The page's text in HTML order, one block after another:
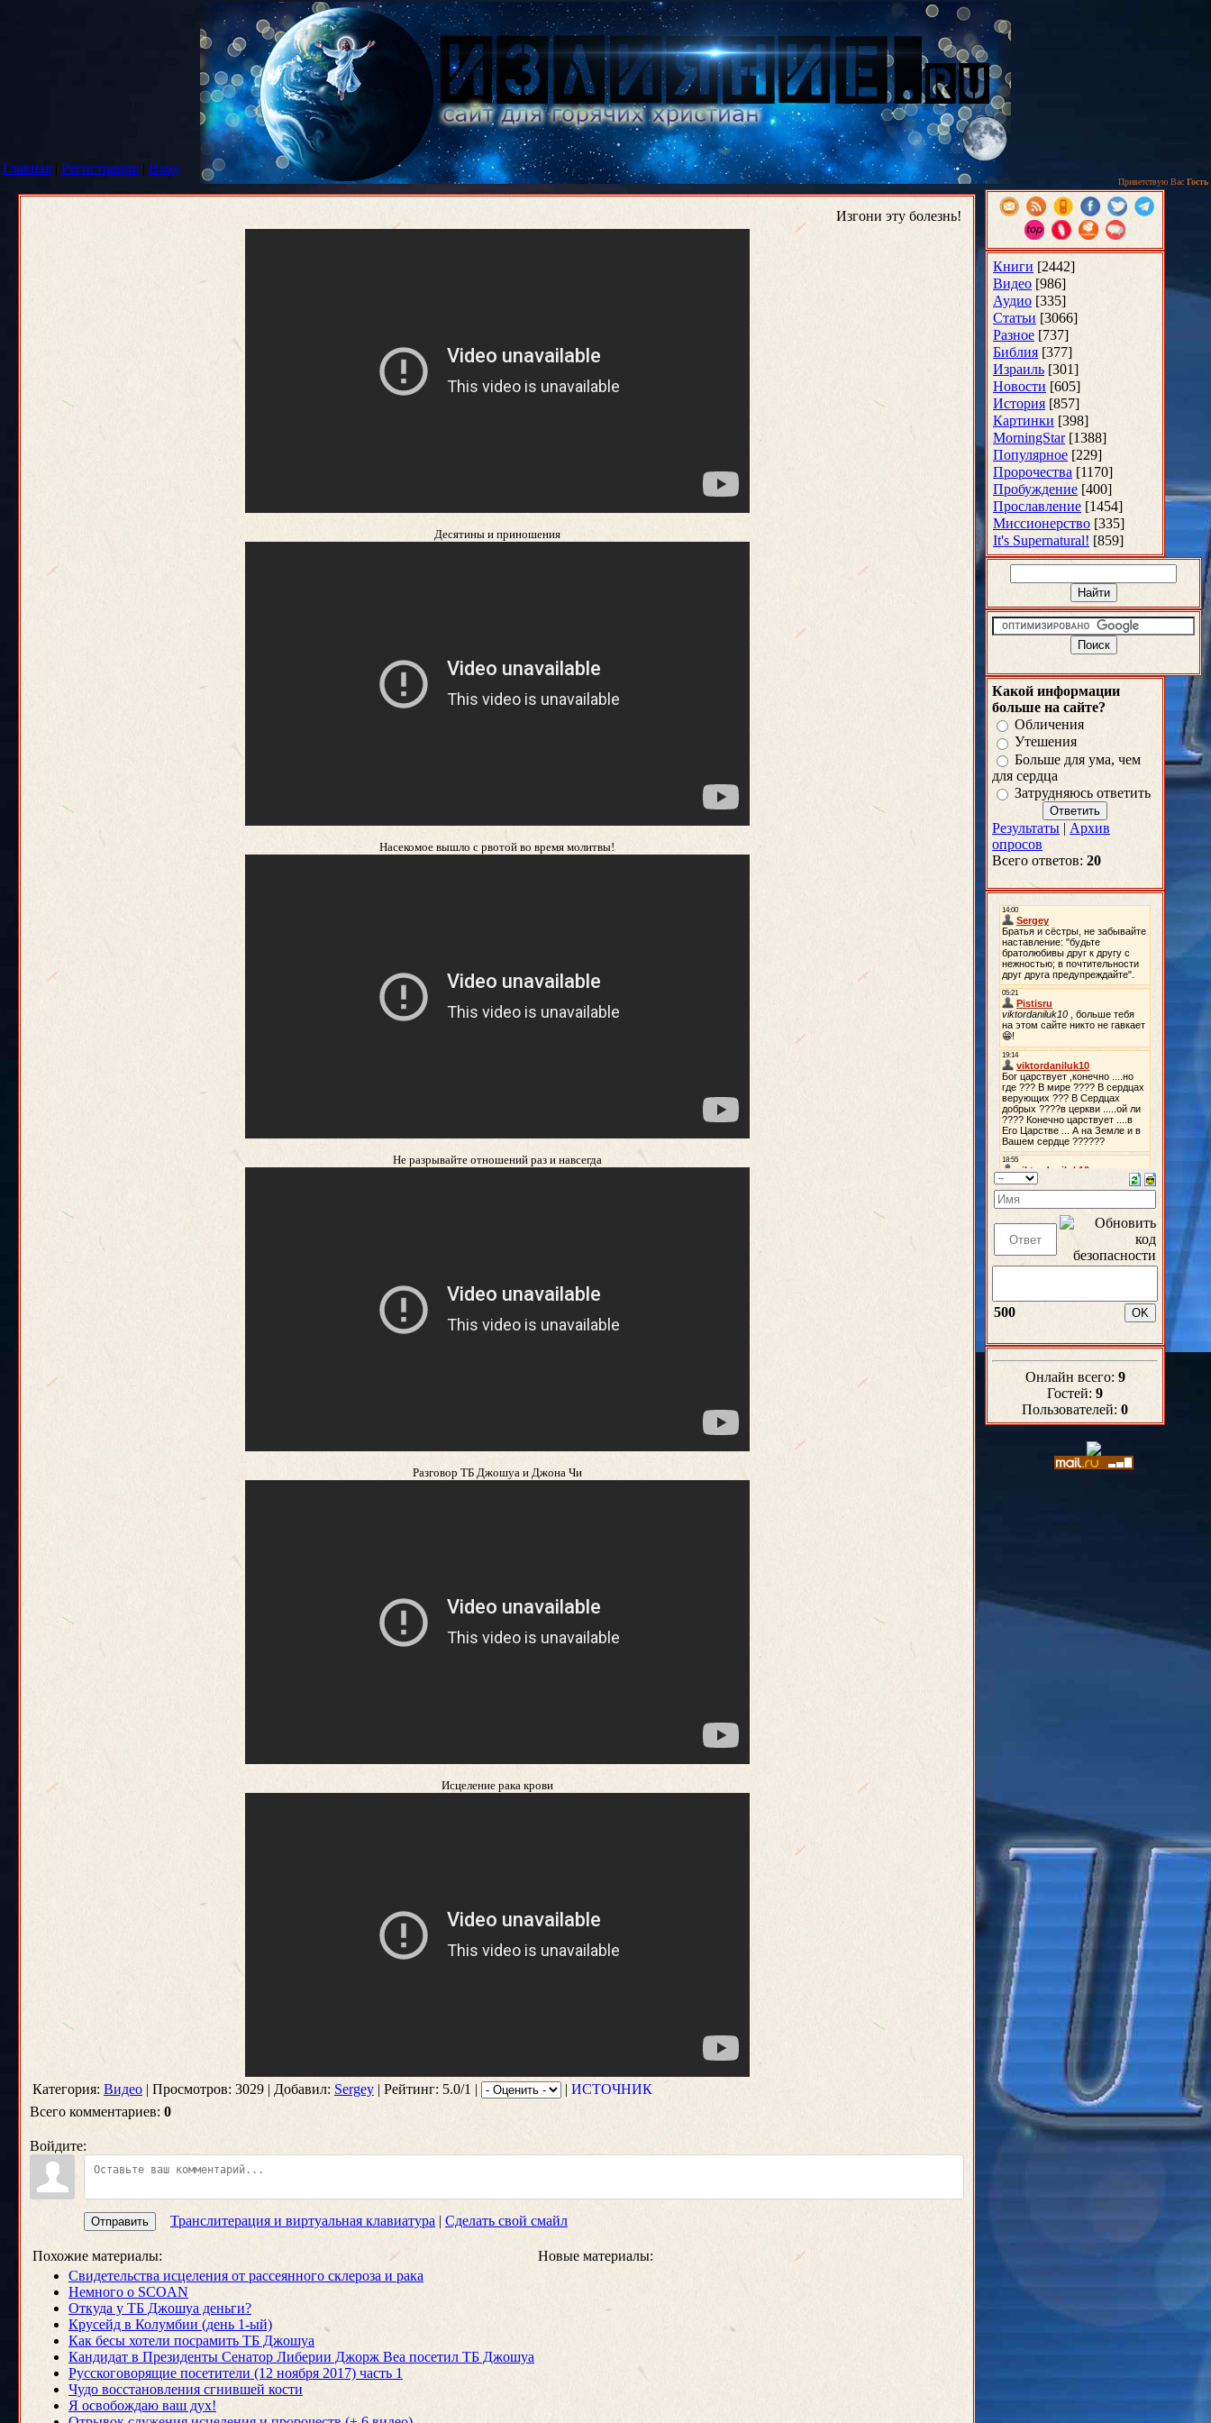
Главная | Регистрация | Вход
Приветствую Вас Гость
Изгони эту болезнь!
Десятины и приношения
Насекомое вышло с рвотой во время молитвы!
Не разрывайте отношений раз и навсегда
Разговор ТБ Джошуа и Джона Чи
Исцеление рака крови
Категория: Видео | Просмотров: 3029 | Добавил: Sergey | Рейтинг: 5.0/1 | | ИСТОЧНИК
Всего комментариев: 0
Войдите:
Отправить Транслитерация и виртуальная клавиатура | Сделать свой смайл
Похожие материалы:
Новые материалы:
Свидетельства исцеления от рассеянного склероза и рака
Немного о SCOAN
Откуда у ТБ Джошуа деньги?
Крусейд в Колумбии (день 1-ый)
Как бесы хотели посрамить ТБ Джошуа
Кандидат в Президенты Сенатор Либерии Джорж Веа посетил ТБ Джошуа
Русскоговорящие посетители (12 ноября 2017) часть 1
Чудо восстановления сгнившей кости
Я освобождаю ваш дух!
Книги [2442]
Видео [986]
Аудио [335]
Статьи [3066]
Разное [737]
Библия [377]
Израиль [301]
Новости [605]
История [857]
Картинки [398]
MorningStar [1388]
Популярное [229]
Пророчества [1170]
Пробуждение [400]
Прославление [1454]
Миссионерство [335]
It's Supernatural! [859]
Какой информации
больше на сайте?
Обличения
Утешения
Больше для ума, чем
для сердца
Затрудняюсь ответить
Результаты | Архив
опросов
Всего ответов: 20
500
Онлайн всего: 9
Гостей: 9
Пользователей: 0